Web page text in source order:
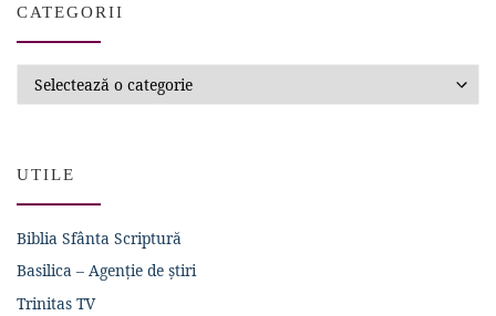
CATEGORII
UTILE
Biblia Sfânta Scriptură
Basilica – Agenție de știri
Trinitas TV